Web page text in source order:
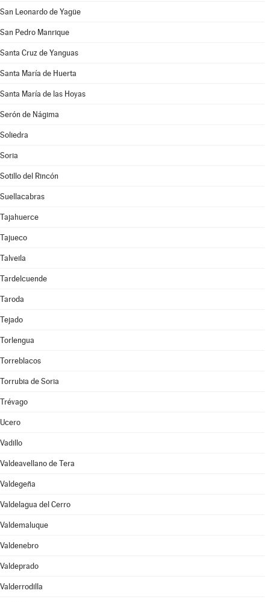
San Leonardo de Yagüe
San Pedro Manrique
Santa Cruz de Yanguas
Santa María de Huerta
Santa María de las Hoyas
Serón de Nágima
Soliedra
Soria
Sotillo del Rincón
Suellacabras
Tajahuerce
Tajueco
Talveila
Tardelcuende
Taroda
Tejado
Torlengua
Torreblacos
Torrubia de Soria
Trévago
Ucero
Vadillo
Valdeavellano de Tera
Valdegeña
Valdelagua del Cerro
Valdemaluque
Valdenebro
Valdeprado
Valderrodilla